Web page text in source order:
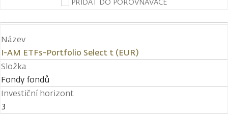
Název
I-AM ETFs-Portfolio Select t (EUR)
Složka
Fondy fondů
Investiční horizont
3